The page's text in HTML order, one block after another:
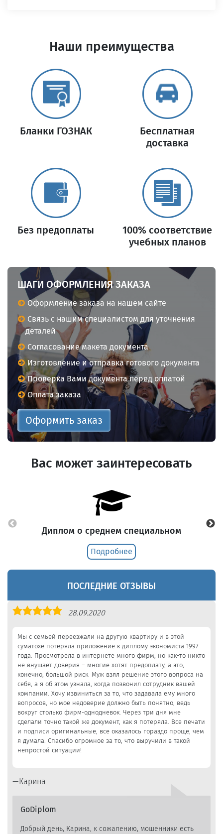
Наши преимущества
Бланки ГОЗНАК
Бесплатная
доставка
Без предоплаты
100% соответствие
учебных планов
ШАГИ ОФОРМЛЕНИЯ ЗАКАЗА
Оформление заказа на нашем сайте
Связь с нашим специалистом для уточнения
деталей
Согласование макета документа
Изготовление и отправка готового документа
Проверка Вами документа перед оплатой
Оплата заказа
Оформить заказ
Вас может заинтересовать
Диплом о среднем специальном
Подробнее
ПОСЛЕДНИЕ ОТЗЫВЫ
Оценка
28.09.2020
Мы с семьей переезжали на другую квартиру и в этой
суматохе потеряла приложение к диплому экономиста 1997
года. Просмотрела в интернете много фирм, но как-то никто
не внушает доверия – многие хотят предоплату, а это,
конечно, большой риск. Муж взял решение этого вопроса на
себя, а я об этом узнала, когда позвонил сотрудник вашей
компании. Хочу извиниться за то, что задавала ему много
вопросов, но мое недоверие должно быть понятно, ведь
вокруг столько фирм-однодневок. Через три дня мне
сделали точно такой же документ, как я потеряла. Все печати
и подписи оригинальные, все оказалось гораздо проще, чем
я думала. Спасибо огромное за то, что выручили в такой
непростой ситуации!
Карина
GoDiplom
Добрый день, Карина, к сожалению, мошенники есть